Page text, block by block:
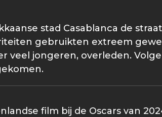
stad Casablanca de
gebruikten extreem
veel jongeren, overleden.
film bij de Oscars van